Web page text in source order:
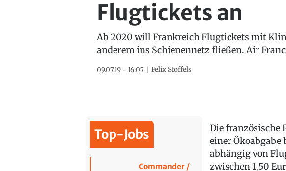
Flugtickets an
Ab 2020 will Frankreich Flugtickets mit
anderem ins Schienennetz fließen. Air
09.07.19 - 16:07 Felix Stoffels
Top-Jobs
Commander /
Die französische
einer Ökoabgabe
abhängig von
zwischen 1,50